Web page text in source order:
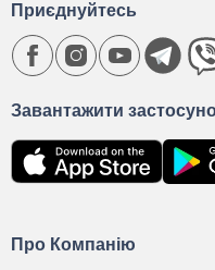
Про Компанію
Завантажити
Приєднуйтесь